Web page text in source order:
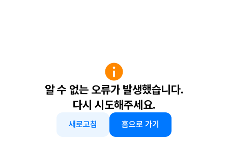
알 수 없는 오류가 발생했습니다.
다시 시도해주세요.
새로고침 홈으로 가기